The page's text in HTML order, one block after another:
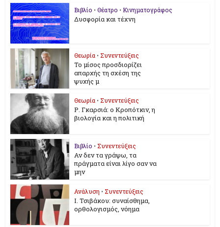
Βιβλίο • Θέατρο • Κινηματογράφος
Δυσφορία και τέχνη
Θεωρία • Συνεντεύξεις
Το μίσος προσδιορίζει
απαρχής τη σχέση της
ψυχής μ
Θεωρία • Συνεντεύξεις
Ρ. Γκαρσιά: ο Κροπότκιν, η
βιολογία και η πολιτική
Βιβλίο • Συνεντεύξεις
Αν δεν τα γράψω, τα
πράγματα είναι λίγο σαν να
μην
Ανάλυση • Συνεντεύξεις
Ι. Τσιβάκου: συναίσθημα,
ορθολογισμός, νόημα